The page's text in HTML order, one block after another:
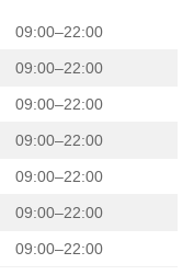
09:00–22:00
09:00–22:00
09:00–22:00
09:00–22:00
09:00–22:00
09:00–22:00
09:00–22:00